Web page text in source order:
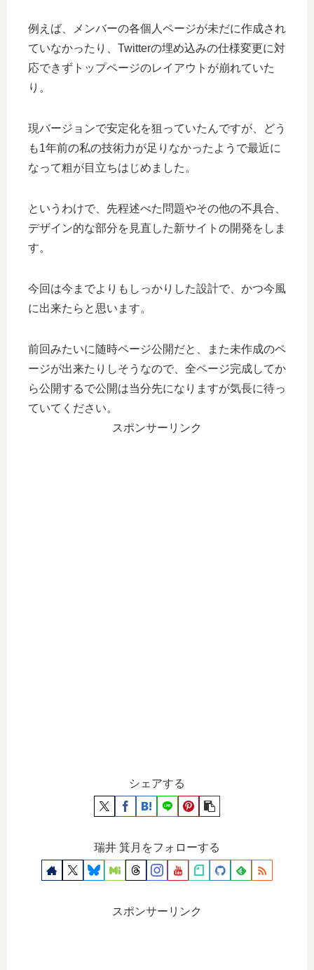
例えば、メンバーの各個人ページが未だに作成され
ていなかったり、Twitterの埋め込みの仕様変更に対
応できずトップページのレイアウトが崩れていた
り。
現バージョンで安定化を狙っていたんですが、どう
も1年前の私の技術力が足りなかったようで最近に
なって粗が目立ちはじめました。
というわけで、先程述べた問題やその他の不具合、
デザイン的な部分を見直した新サイトの開発をしま
す。
今回は今までよりもしっかりした設計で、かつ今風
に出来たらと思います。
前回みたいに随時ページ公開だと、また未作成のペ
ージが出来たりしそうなので、全ページ完成してか
ら公開するで公開は当分先になりますが気長に待っ
ていてください。
スポンサーリンク
シェアする
瑞井 箕月をフォローする
スポンサーリンク